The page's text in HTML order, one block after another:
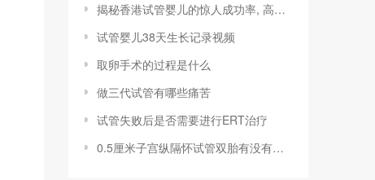
揭秘香港试管婴儿的惊人成功率, 高出国内10%!
试管婴儿38天生长记录视频
取卵手术的过程是什么
做三代试管有哪些痛苦
试管失败后是否需要进行ERT治疗
0.5厘米子宫纵隔怀试管双胎有没有成功的